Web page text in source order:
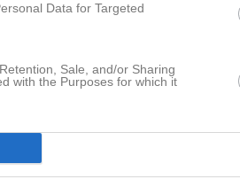
Data for Targeted
Sale, and/or Sharing
with the Purposes for which it
Plats:
Kansli